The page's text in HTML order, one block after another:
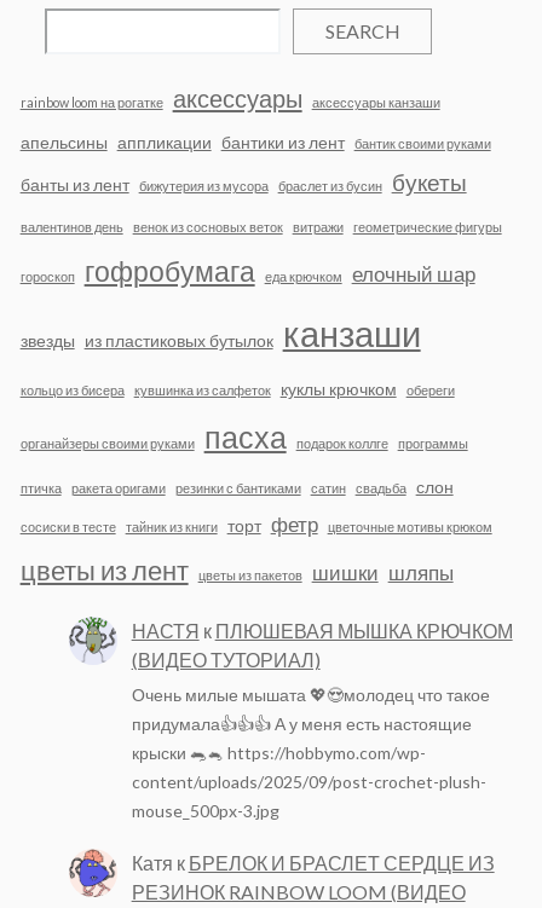
SEARCH
rainbow loom на рогатке аксессуары аксессуары канзаши
апельсины аппликации бантики из лент бантик своими руками
банты из лент бижутерия из мусора браслет из бусин букеты
валентинов день венок из сосновых веток витражи геометрические фигуры
гороскоп гофробумага еда крючком елочный шар
звезды из пластиковых бутылок канзаши
кольцо из бисера кувшинка из салфеток куклы крючком обереги
органайзеры своими руками пасха подарок коллге программы
птичка ракета оригами резинки с бантиками сатин свадьба слон
сосиски в тесте тайник из книги торт фетр цветочные мотивы крюком
цветы из лент цветы из пакетов шишки шляпы
НАСТЯ к ПЛЮШЕВАЯ МЫШКА КРЮЧКОМ
(ВИДЕО ТУТОРИАЛ)
Очень милые мышата 💖😍молодец что такое
придумала👍👍👍 А у меня есть настоящие
крыски 🐀🐁 https://hobbymo.com/wp-
content/uploads/2025/09/post-crochet-plush-
mouse_500px-3.jpg
Катя к БРЕЛОК И БРАСЛЕТ СЕРДЦЕ ИЗ
РЕЗИНОК RAINBOW LOOM (ВИДЕО